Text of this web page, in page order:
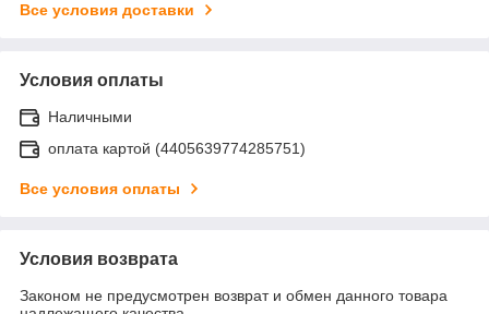
Все условия доставки
Условия оплаты
Наличными
оплата картой (4405639774285751)
Все условия оплаты
Условия возврата
Законом не предусмотрен возврат и обмен данного товара